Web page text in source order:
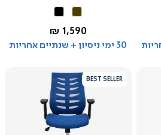
החל מ-
1,590 ₪
30 ימי ניסיון + שנתיים אחריות
BEST SELLER
צפייה